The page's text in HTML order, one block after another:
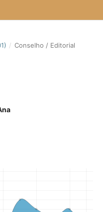
/ Conselho / Editorial